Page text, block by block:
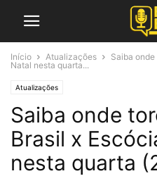
Início Atualizações
Saiba
Natal nesta quarta...
Atualizações
Saiba onde
Brasil x
nesta quarta